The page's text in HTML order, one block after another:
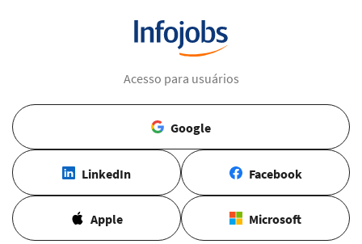
Acesso para usuários
Google
LinkedIn Facebook
Apple Microsoft